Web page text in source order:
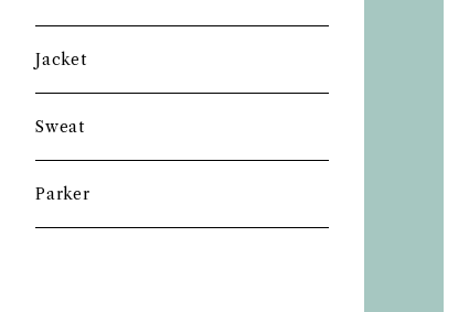
Jacket
Sweat
Parker